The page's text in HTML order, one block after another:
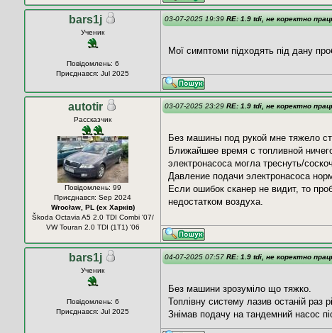
bars1j
Ученик
Повідомлень: 6
Приєднався: Jul 2025
03-07-2025 19:39 RE: 1.9 tdi, не коректно
Мої симптоми підходять під дану
autotir
Рассказчик
Повідомлень: 99
Приєднався: Sep 2024
Wrocław, PL (ех Харків)
Škoda Octavia A5 2.0 TDI Combi '07/
VW Touran 2.0 TDI (1T1) '06
03-07-2025 23:29 RE: 1.9 tdi, не коректно
Без машины под рукой мне тяжело
Ближайшее время с топливной
электронасоса могла треснуть/
Давление подачи электронасоса
Если ошибок сканер не видит, то
недостатком воздуха.
bars1j
Ученик
Повідомлень: 6
Приєднався: Jul 2025
04-07-2025 07:57 RE: 1.9 tdi, не коректно
Без машини зрозуміло що тяжко.
Топлівну систему лазив останій раз
Знімав подачу на тандемний насос